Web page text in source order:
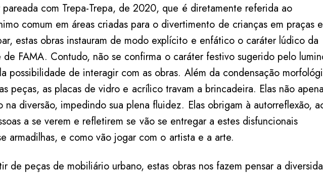
com Trepa-Trepa, de 2020, que é diretamente referida ao
comum em áreas criadas para o divertimento de crianças em praças e
estas obras instauram de modo explícito e enfático o caráter lúdico da
FAMA. Contudo, não se confirma o caráter festivo sugerido pelo
possibilidade de interagir com as obras. Além da condensação
peças, as placas de vidro e acrílico travam a brincadeira. Elas não
na diversão, impedindo sua plena fluidez. Elas obrigam à autorreflexão,
a se verem e refletirem se vão se entregar a estes disfuncionais
armadilhas, e como vão jogar com o artista e a arte.
de peças de mobiliário urbano, estas obras nos fazem pensar a